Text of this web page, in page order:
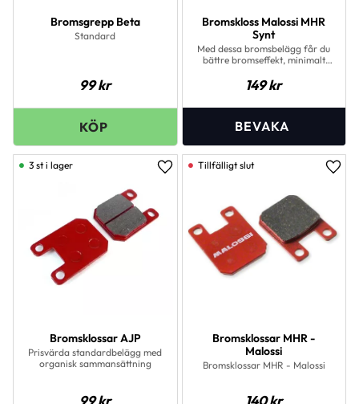
Bromsgrepp Beta
Standard
99kr
Bromskloss Malossi MHR
Synt
Med dessa bromsbelägg får du
bättre bromseffekt, minimalt
originalet.Dessa bromsbelägg
har följande mått :Bredd 36
mmHöjd 45 mmTjocklek: 6,0
149kr
Bromsklossar AJP
Prisvärda standardbelägg med
organisk sammansättning
99kr
Lägg till i favoriter
3 st i lager
Bromsklossar MHR -
Malossi
Bromsklossar MHR - Malossi
140kr